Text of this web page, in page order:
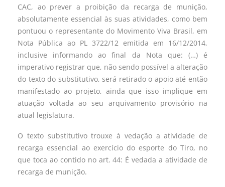
CAC, ao prever a proibição da recarga de munição,
absolutamente essencial às suas atividades, como bem
pontuou o representante do Movimento Viva Brasil, em
Nota Pública ao PL 3722/12 emitida em 16/12/2014,
inclusive informando ao final da Nota que: (…) é
imperativo registrar que, não sendo possível a alteração
do texto do substitutivo, será retirado o apoio até então
manifestado ao projeto, ainda que isso implique em
atuação voltada ao seu arquivamento provisório na
atual legislatura.
O texto substitutivo trouxe à vedação a atividade de
recarga essencial ao exercício do esporte do Tiro, no
que toca ao contido no art. 44: É vedada a atividade de
recarga de munição.